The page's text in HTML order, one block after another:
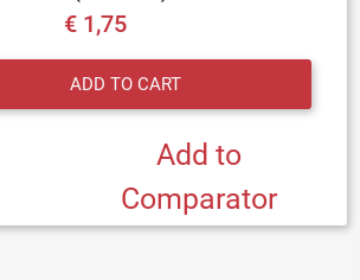
€ 1,75
ADD TO CART
Add to
Comparator